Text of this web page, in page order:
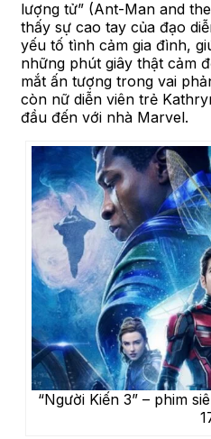
lượng tử” (Ant-Man and
thấy sự cao tay của đạo
yếu tố tình cảm gia đình,
những phút giây thật cảm
mắt ấn tượng trong vai
còn nữ diễn viên trẻ
đầu đến với nhà Marvel.
“Người Kiến 3” – phim